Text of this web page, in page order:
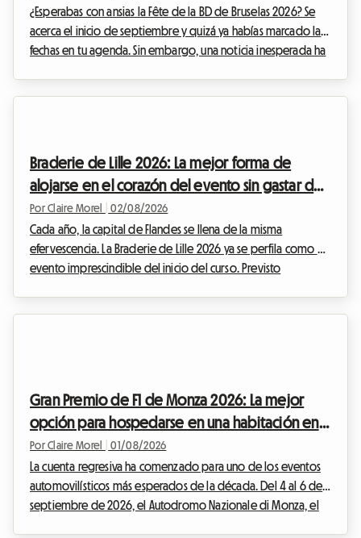
¿Esperabas con ansias la Fête de la BD de Bruselas 2026? Se
acerca el inicio de septiembre y quizá ya habías marcado las
fechas en tu agenda. Sin embargo, una noticia inesperada ha
decepción en una oportunida...
Braderie de Lille 2026: La mejor forma de
alojarse en el corazón del evento sin gastar de
más
Por Claire Morel 02/08/2026
Cada año, la capital de Flandes se llena de la misma
efervescencia. La Braderie de Lille 2026 ya se perfila como el
evento imprescindible del inicio del curso. Previsto
Gran Premio de F1 de Monza 2026: La mejor
opción para hospedarse en una habitación en
casa del anfitrión sin exceder tu presupuesto
Por Claire Morel 01/08/2026
La cuenta regresiva ha comenzado para uno de los eventos
automovilísticos más esperados de la década. Del 4 al 6 de
septiembre de 2026, el Autodromo Nazionale di Monza, el